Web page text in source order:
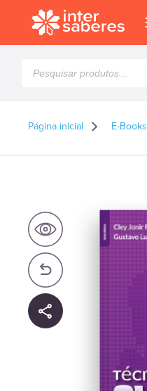
produtos
Página inicial E-Books